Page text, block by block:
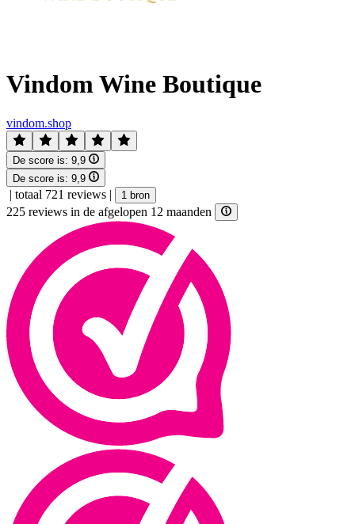
Vindom Wine Boutique
vindom.shop
De score is: 9,9
De score is: 9,9
| totaal 721 reviews | 1 bron
225 reviews in de afgelopen 12 maanden